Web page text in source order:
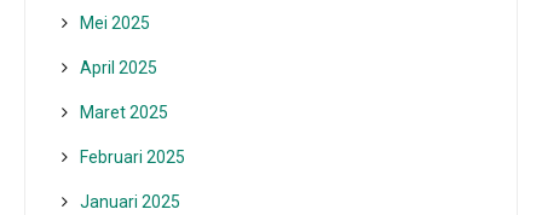
Mei 2025
April 2025
Maret 2025
Februari 2025
Januari 2025